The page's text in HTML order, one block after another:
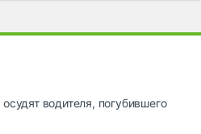
водителя, погубившего